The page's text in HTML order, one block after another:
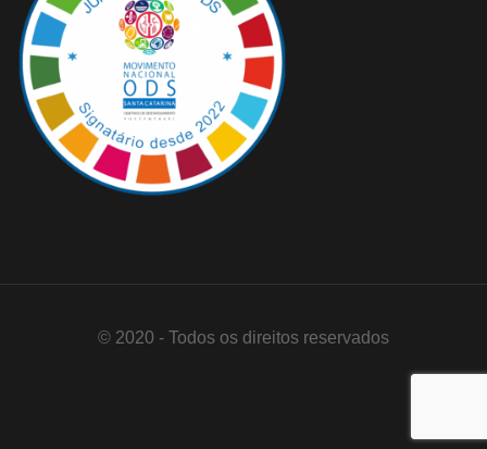
© 2020 - Todos os direitos reservados